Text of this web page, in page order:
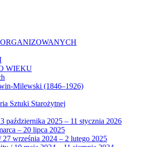
WIEKU
Milewski (1846–1926)
Sztuki Starożytnej
października 2025 – 11 stycznia 2026
– 20 lipca 2025
27 września 2024 – 2 lutego 2025